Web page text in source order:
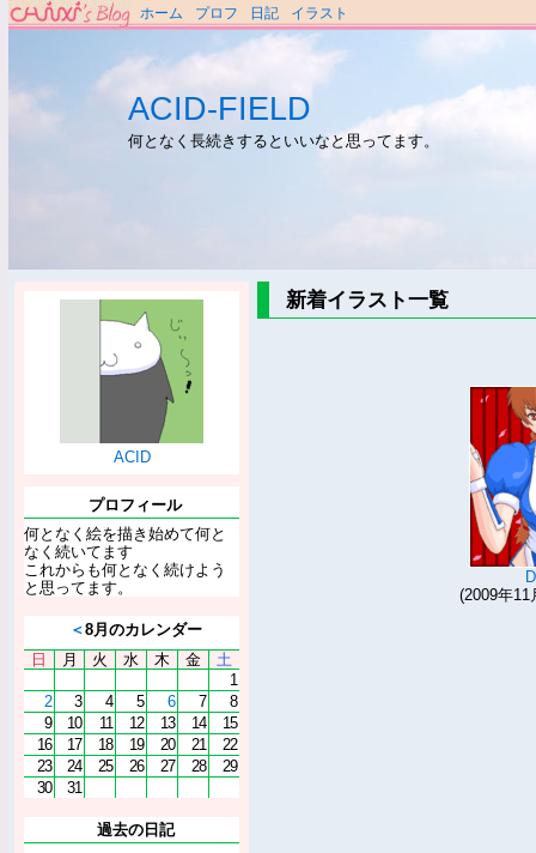
ホーム プロフ 日記 イラスト
ACID-FIELD
何となく長続きするといいなと思ってます。
ACID
プロフィール
何となく絵を描き始めて何と
なく続いてます
これからも何となく続けよう
と思ってます。
＜8月のカレンダー
日
月 火 水 木 金
土
1
2
3 4 5 6 7
8
9
10 11 12 13 14
15
16
17 18 19 20 21
22
23
24 25 26 27 28
29
30
31
過去の日記
新着イラスト一覧
(2009年11